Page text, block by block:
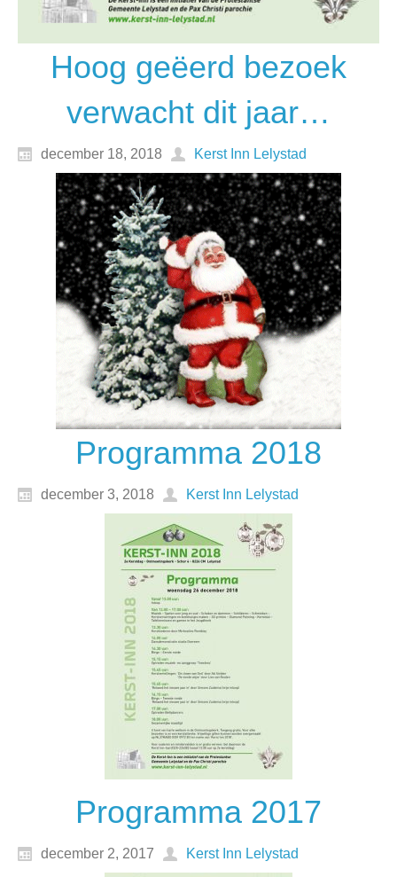
Hoog geëerd bezoek
verwacht dit jaar…
december 18, 2018 Kerst Inn Lelystad
Programma 2018
december 3, 2018 Kerst Inn Lelystad
Programma 2017
december 2, 2017 Kerst Inn Lelystad